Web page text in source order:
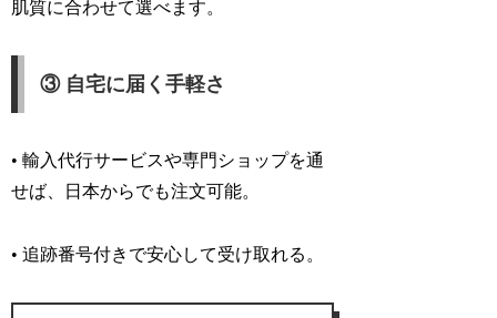
肌質に合わせて選べます。
③ 自宅に届く手軽さ
• 輸入代行サービスや専門ショップを通
せば、日本からでも注文可能。
• 追跡番号付きで安心して受け取れる。